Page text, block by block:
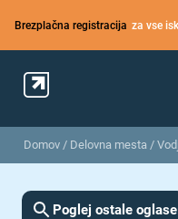
Brezplačna registracija za vse
Domov / Delovna mesta /
Poglej ostale oglase